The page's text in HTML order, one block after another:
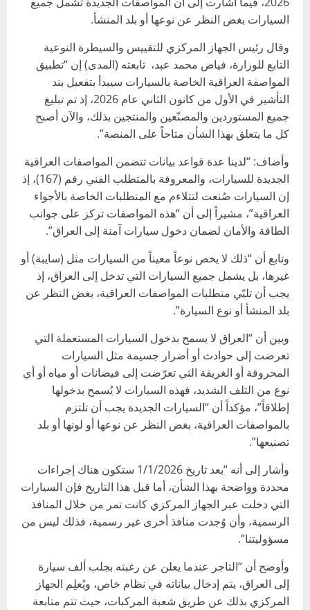
السيارات بغض النظر عن نوعها أو بلد المنشأ.
وقال رئيس الجهاز المركزي للتقييس والسيطرة النوعية
التابع للوزارة، فياض محمد عبد، تابعته (المدى) إن “تطبيق
المواصفة العراقية الخاصة بالسيارات سيبدأ بتفعيل بند
التأشير في الأول من كانون الثاني عام 2026، إذ تم تبليغ
جميع المستوردين والمصنّعين والمنتجين بذلك، والآن أصبح
كل ما يتعلق بهذا الشأن متاحاً على المنصة”.
وأضاف: “لدينا عدة قواعد بيانات تتضمن المواصفات العراقية
الجديدة للسيارات، والمعروفة بالمتطلب الفني رقم (167)، إذ
إن السيارات صُنعت لتتلاءم مع المتطلبات الخاصة بالأجواء
العراقية”، مشيراً إلى أن “هذه المواصفات تركز على جوانب
الطاقة والأمان لضمان دخول سيارات آمنة إلى العراق”.
وتابع أن “ذلك لا يخص نوعاً معيناً من السيارات مثل (سايبة) أو
غيرها، بل يشمل جميع السيارات التي تدخل إلى العراق، إذ
يجب أن تلبّي متطلبات المواصفات العراقية، بغض النظر عن
بلد المنشأ أو نوع السيارة”.
وبين أن “العراق لا يسمح بدخول السيارات المستعملة التي
تعرضت إلى حوادث أو أضرار جسيمة مثل السيارات
المحروقة أو الغريقة التي تعرّضت إلى فيضانات أو مياه أو أي
نوع من التلف الشديد، فهذه السيارات لا يُسمح بدخولها
إطلاقاً”، مؤكداً أن “السيارات الجديدة يجب أن تلتزم
بالمواصفات العراقية، بغض النظر عن نوعها أو لونها أو بلد
تصنيعها”.
وأشار إلى أنه “بعد تاريخ 1/1/2026 ستكون هناك إجراءات
محددة وواضحة بهذا الشأن، أما قبل هذا التاريخ فإن السيارات
التي دخلت عبر الجهاز المركزي كانت تمر من خلال المنافذ
الرسمية، وأن وُجدت منافذ أخرى غير رسمية، فذلك ليس من
مسؤوليتنا”.
وأوضح أن “التاجر عندما يعلن عن رغبته بجلب ألف سيارة
إلى العراق، يتم إدخال بياناته في نظام خاص، ويُعلِم الجهاز
المركزي بذلك عن طريق شعبة المركبات، حيث تتم متابعة